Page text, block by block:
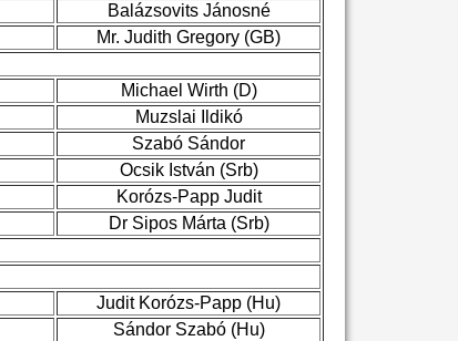
Balázsovits Jánosné
Mr. Judith Gregory (GB)
Michael Wirth (D)
Muzslai Ildikó
Szabó Sándor
Ocsik István (Srb)
Korózs-Papp Judit
Dr Sipos Márta (Srb)
Judit Korózs-Papp (Hu)
Sándor Szabó (Hu)